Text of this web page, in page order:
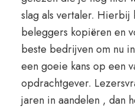
slag als vertaler. Hierbij
beleggers kopiëren en
beste bedrijven om nu
een goeie kans op een
opdrachtgever.
jaren in aandelen , dan